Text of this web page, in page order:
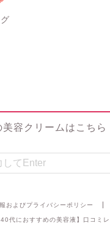
容クリーム はこちら
およびプライバシーポリシー
におすすめの美容液】口コミレ